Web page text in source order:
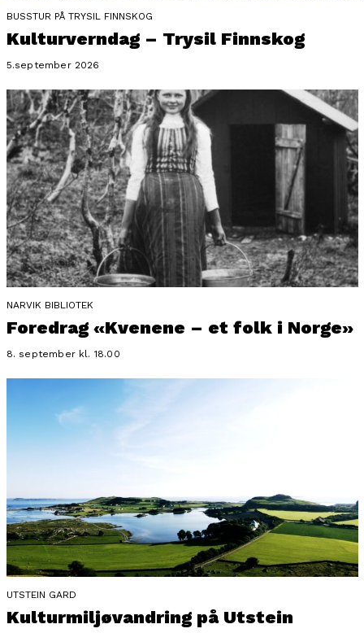
BUSSTUR PÅ TRYSIL FINNSKOG
Kulturverndag – Trysil Finnskog
5.september 2026
NARVIK BIBLIOTEK
Foredrag «Kvenene – et folk i Norge»
8. september kl. 18.00
UTSTEIN GARD
Kulturmiljøvandring på Utstein